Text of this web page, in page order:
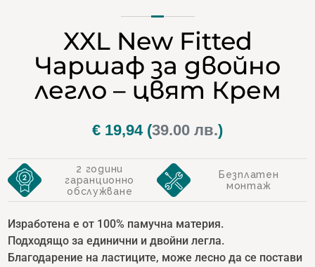
XXL New Fitted
Чаршаф за двойно
легло – цвят Крем
€ 19,94(39.00 лв.)
2 години
гаранционно
обслужване
Безплатен
монтаж
Изработена е от 100% памучна материя.
Подходящо за единични и двойни легла.
Благодарение на ластиците, може лесно да се постави